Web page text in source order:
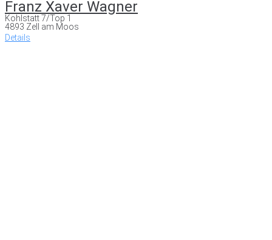
Franz Xaver Wagner
Kohlstatt 7/Top 1
4893 Zell am Moos
Details